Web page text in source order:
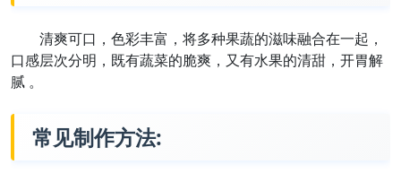
清爽可口，色彩丰富，将多种果蔬的滋味融合在一起，
口感层次分明，既有蔬菜的脆爽，又有水果的清甜，开胃解
腻 。
常见制作方法: